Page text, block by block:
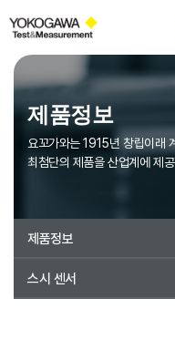
제품정보
요꼬가와는 1915년 창립이래
최첨단의 제품을 산업계에 제
제품정보
스시 센서